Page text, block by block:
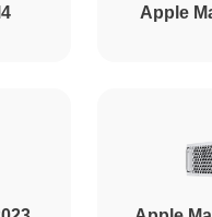
Apple